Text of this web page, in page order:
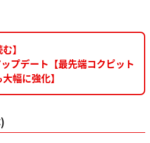
】
プデート【最先端コクピット
幅に強化】